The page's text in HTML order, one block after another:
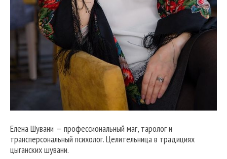
Елена Шувани — профессиональный маг, таролог и
трансперсональный психолог. Целительница в традициях
цыганских шувани.